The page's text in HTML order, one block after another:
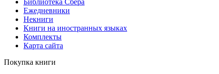
Библиотека Сбера
Ежедневники
Некниги
Книги на иностранных языках
Комплекты
Карта сайта
Покупка книги